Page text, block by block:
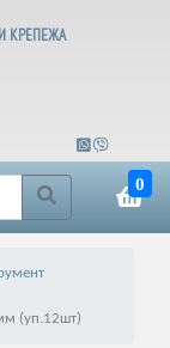
КРЕПЕЖА
0
(уп.12шт)